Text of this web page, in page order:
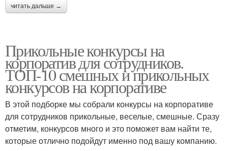
читать дальше →
Прикольные конкурсы на
корпоратив для сотрудников.
ТОП-10 смешных и прикольных
конкурсов на корпоративе
В этой подборке мы собрали конкурсы на корпоративе
для сотрудников прикольные, веселые, смешные. Сразу
отметим, конкурсов много и это поможет вам найти те,
которые отлично подойдут именно под вашу компанию.